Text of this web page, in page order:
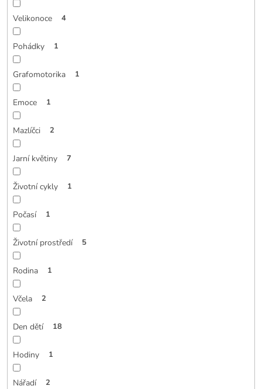
Velikonoce 4
Pohádky 1
Grafomotorika 1
Emoce 1
Mazlíčci 2
Jarní květiny 7
Životní cykly 1
Počasí 1
Životní prostředí 5
Rodina 1
Včela 2
Den dětí 18
Hodiny 1
Nářadí 2